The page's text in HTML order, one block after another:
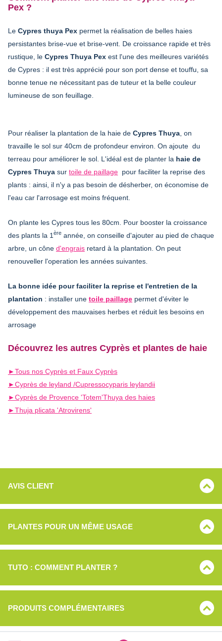
Pex ?
Le Cypres thuya Pex permet la réalisation de belles haies
persistantes brise-vue et brise-vent. De croissance rapide et très
rustique, le Cypres Thuya Pex est l'une des meilleures variétés
de Cypres : il est très apprécié pour son port dense et touffu, sa
bonne tenue ne nécessitant pas de tuteur et la belle couleur
lumineuse de son feuillage.
Pour réaliser la plantation de la haie de Cypres Thuya , on
travaille le sol sur 40cm de profondeur environ. On ajoute du
terreau pour améliorer le sol. L'idéal est de planter la haie de
Cypres Thuya sur toile de paillage pour faciliter la reprise des
plants : ainsi, il n'y a pas besoin de désherber, on économise de
l'eau car l'arrosage est moins fréquent.
On plante les Cypres tous les 80cm. Pour booster la croissance
des plants la 1 ère année, on conseille d'ajouter au pied de chaque
arbre, un cône d'engrais retard à la plantation. On peut
renouveller l'operation les années suivantes.
La bonne idée pour faciliter la reprise et l'entretien de la
plantation : installer une toile paillage permet d'éviter le
développement des mauvaises herbes et réduit les besoins en
arrosage
Découvrez les autres Cyprès et plantes de haie
►Tous nos Cyprès et Faux Cyprès
►Cyprès de leyland /Cupressocyparis leylandii
►Cyprès de Provence 'Totem'Thuya des haies
►Thuja plicata 'Atrovirens'
AVIS CLIENT
PLANTES POUR UN MÊME USAGE
TUTO : COMMENT PLANTER ?
PRODUITS COMPLÉMENTAIRES